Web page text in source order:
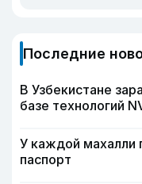
Последние
В Узбекистане
базе технологий
У каждой махалли
паспорт